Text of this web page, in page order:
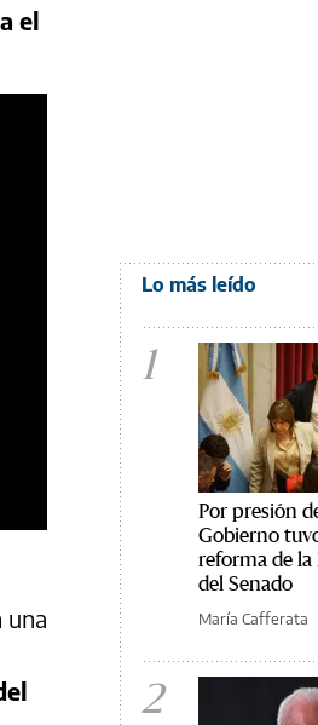
el
una
Lo más leído
1
Por presión
Gobierno
reforma de la
del Senado
María Cafferata
2